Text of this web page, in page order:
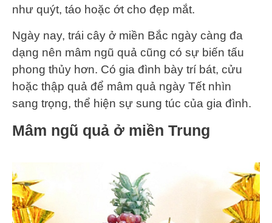
như quýt, táo hoặc ớt cho đẹp mắt.
Ngày nay, trái cây ở miền Bắc ngày càng đa
dạng nên mâm ngũ quả cũng có sự biến tấu
phong thủy hơn. Có gia đình bày trí bát, cửu
hoặc thập quả để mâm quả ngày Tết nhìn
sang trọng, thể hiện sự sung túc của gia đình.
Mâm ngũ quả ở miền Trung